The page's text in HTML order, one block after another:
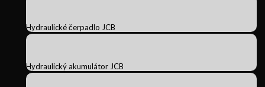
Hydraulické čerpadlo JCB
Hydraulický akumulátor JCB